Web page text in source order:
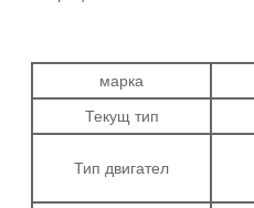
марка
Текущ тип
Тип двигател